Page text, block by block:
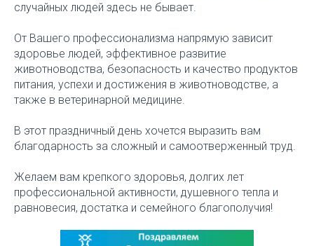
случайных людей здесь не бывает.
От Вашего профессионализма напрямую зависит
здоровье людей, эффективное развитие
животноводства, безопасность и качество продуктов
питания, успехи и достижения в животноводстве, а
также в ветеринарной медицине.
В этот праздничный день хочется выразить вам
благодарность за сложный и самоотверженный труд.
Желаем вам крепкого здоровья, долгих лет
профессиональной активности, душевного тепла и
равновесия, достатка и семейного благополучия!